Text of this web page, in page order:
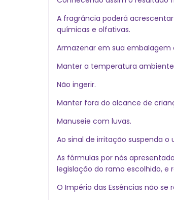
A fragrância poderá
químicas e olfativas.
Armazenar em sua
Manter a temperatura ambiente
Não ingerir.
Manter fora do alcance de
Manuseie com luvas.
Ao sinal de irritação suspenda
As fórmulas por nós
legislação do ramo escolhido, e
O Império das Essências não se